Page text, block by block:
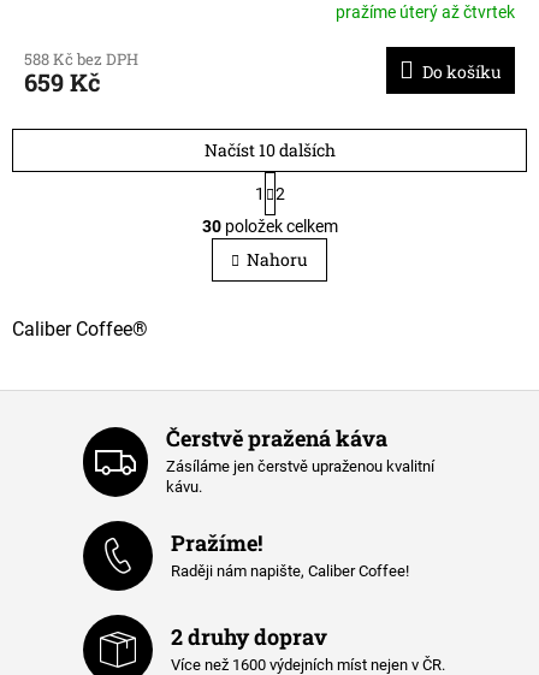
pražíme úterý až čtvrtek
588 Kč bez DPH
659 Kč Do košíku
O
v
l
á
p
v
k
p
i
u
Načíst 10 dalších
1
2
30položek celkem
Nahoru
Caliber Coffee®
Čerstvě pražená káva
Zásíláme jen čerstvě upraženou kvalitní
kávu.
Pražíme!
Raději nám napište, Caliber Coffee!
2 druhy doprav
Více než 1600 výdejních míst nejen v ČR.